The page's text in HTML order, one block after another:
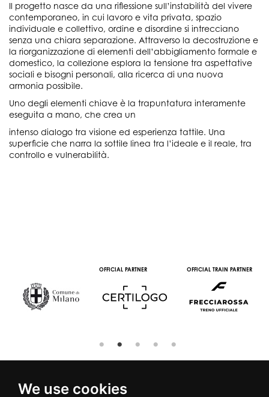
We use cookies
Il progetto nasce da una riflessione sull’instabilità del vivere
contemporaneo, in cui lavoro e vita privata, spazio
individuale e collettivo, ordine e disordine si intrecciano
senza una chiara separazione. Attraverso la decostruzione e
la riorganizzazione di elementi dell’abbigliamento formale e
domestico, la collezione esplora la tensione tra aspettative
sociali e bisogni personali, alla ricerca di una nuova
armonia possibile.
Uno degli elementi chiave è la trapuntatura interamente
eseguita a mano, che crea un
intenso dialogo tra visione ed esperienza tattile. Una
superficie che narra la sottile linea tra l’ideale e il reale, tra
controllo e vulnerabilità.
OFFICIAL PARTNER OFFICIAL TRAIN PARTNER